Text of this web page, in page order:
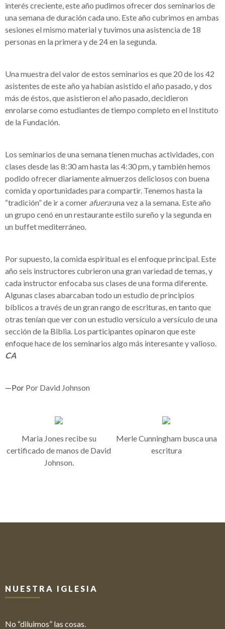
interés creciente, este año pudimos ofrecer dos seminarios de
una semana de duración cada uno. Este año cubrimos en ambas
sesiones el mismo material y tuvimos una asistencia de 18
personas en la primera y de 24 en la segunda.
Una muestra del valor de estos seminarios es que 20 de los 42
asistentes de este año ya habían asistido el año pasado, y dos
más de éstos, que asistieron el año pasado, decidieron
enrolarse como estudiantes de tiempo completo en el Instituto
de la Fundación.
Los seminarios de una semana tienen muchas actividades, con
clases desde las 8:30 am hasta las 4:30 pm, y también hemos
podido ofrecer diariamente almuerzos deliciosos con buena
comida y oportunidades para compartir. Tenemos hasta la
“tradición” de ir a comer afuerauna vez a la semana. Este año
un grupo cenó en un restaurante estilo sureño y la segunda en
un buffet mediterráneo.
Por supuesto, la comida espiritual es el enfoque principal. Este
año seis instructores cubrieron una gran variedad de temas, y
cada instructor enfocaba sus clases de una forma diferente.
Algunas clases abarcaban todo un estudio de principios
bíblicos a través de un gran rango de escrituras, en tanto que
otras tenían que ver con un estudio versículo a versículo de una
sección de la Biblia. Los participantes opinaron que este
enfoque hace de los seminarios algo más interesante y valioso.
CA
—Por Por David Johnson
Maria Jones recibe su
certificado de manos de David
Johnson.
Merle Cunningham busca una
escritura
NUESTRA IGLESIA
No “diluimos” las cosas.